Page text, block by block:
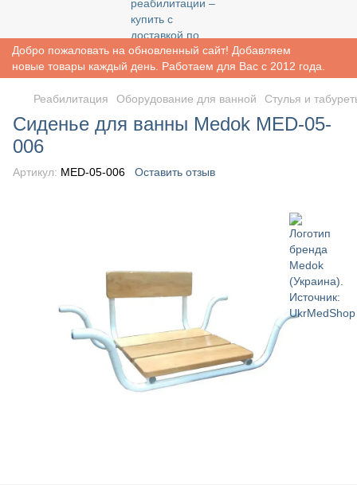
Добро пожаловать на обновленный сайт! Добавляем
новые товары каждый день. Работаем для Вас с 2012 года.
Реабилитация Оборудование для ванной Стулья и
Сиденье для ванны Medok MED-05-
006
Артикул: MED-05-006 Оставить отзыв